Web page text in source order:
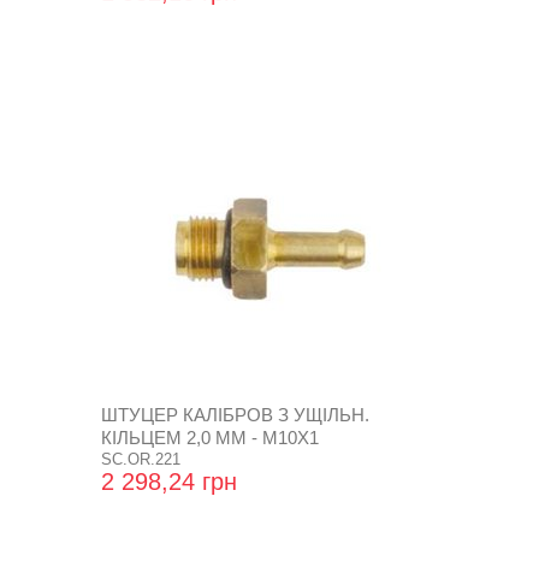
ШТУЦЕР КАЛІБРОВ З УЩІЛЬН.
КІЛЬЦЕМ 2,0 ММ - М10Х1
SC.OR.221
2 298,24 грн